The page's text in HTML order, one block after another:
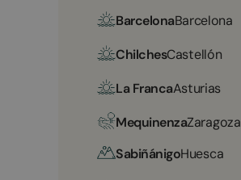
BarcelonaBarcelona
ChilchesCastellón
La FrancaAsturias
MequinenzaZaragoza
SabiñánigoHuesca